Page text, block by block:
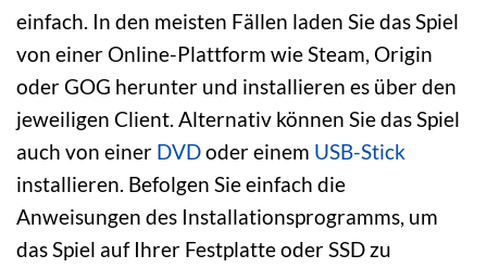
einfach. In den meisten Fällen laden Sie das Spiel
von einer Online-Plattform wie Steam, Origin
oder GOG herunter und installieren es über den
jeweiligen Client. Alternativ können Sie das Spiel
auch von einer DVDoder einem USB-Stick
installieren. Befolgen Sie einfach die
Anweisungen des Installationsprogramms, um
das Spiel auf Ihrer Festplatte oder SSD zu